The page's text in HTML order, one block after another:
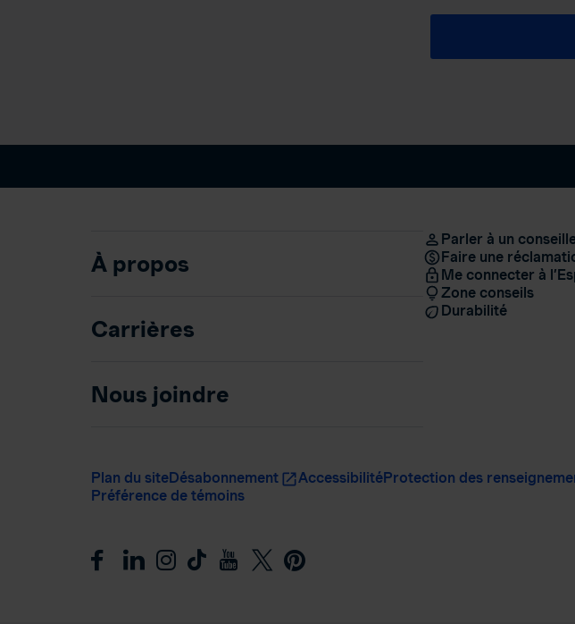
À propos
Carrières
Nous joindre
Parler à un
Faire une
Me connecter à
Zone conseils
Durabilité
Plan du siteDésabonnement AccessibilitéProtection des
Préférence de témoins